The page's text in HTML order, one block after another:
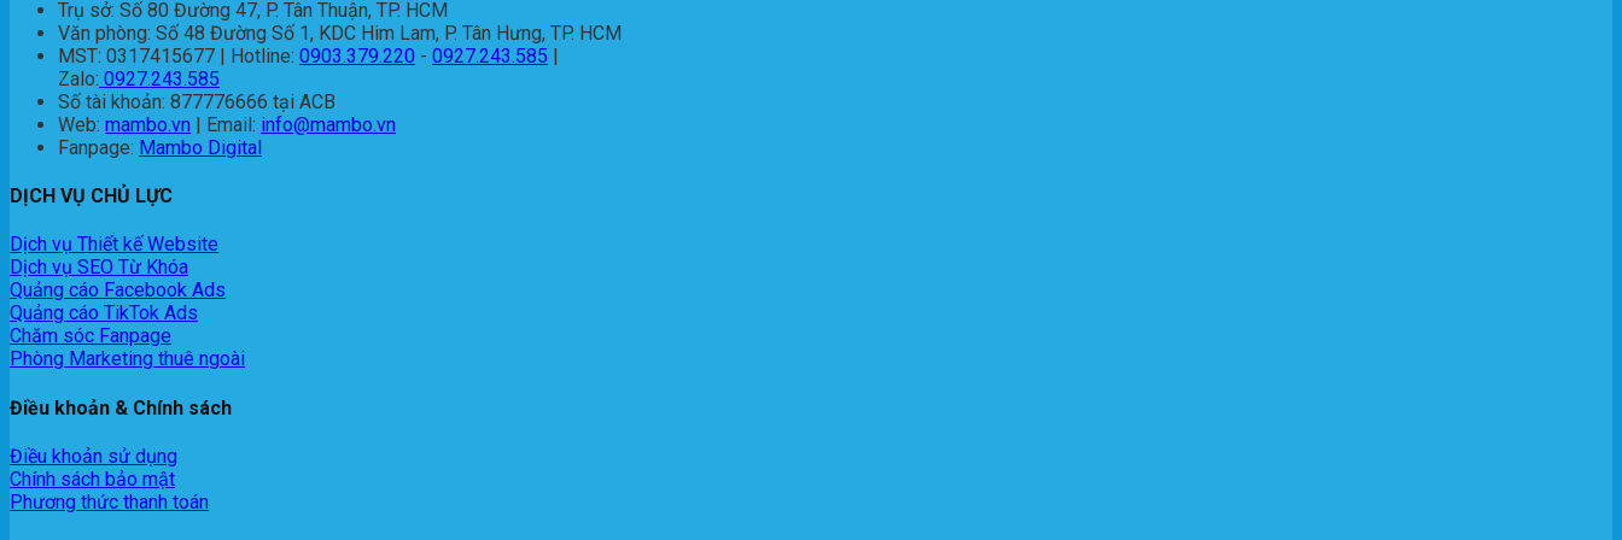
Trụ sở: Số 80 Đường 47, P. Tân Thuận, TP. HCM
Văn phòng: Số 48 Đường Số 1, KDC Him Lam, P. Tân Hưng, TP. HCM
MST: 0317415677 | Hotline: 0903.379.220 - 0927.243.585 |
Zalo: 0927.243.585
Số tài khoản: 877776666 tại ACB
Web: mambo.vn | Email: info@mambo.vn
Fanpage: Mambo Digital
DỊCH VỤ CHỦ LỰC
Dịch vụ Thiết kế Website
Dịch vụ SEO Từ Khóa
Quảng cáo Facebook Ads
Quảng cáo TikTok Ads
Chăm sóc Fanpage
Phòng Marketing thuê ngoài
Điều khoản & Chính sách
Điều khoản sử dụng
Chính sách bảo mật
Phương thức thanh toán